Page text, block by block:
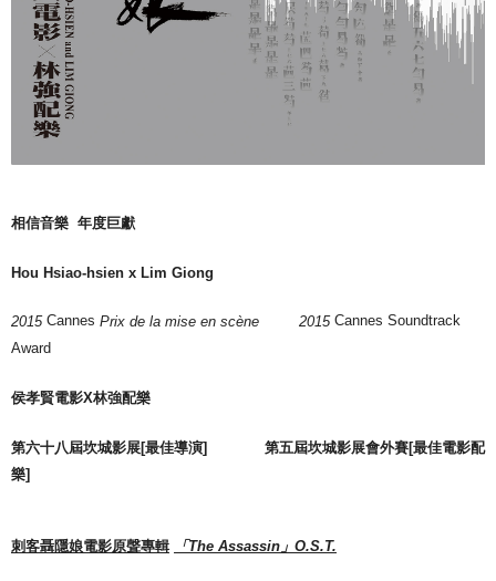
相信音樂 年度巨獻
Hou Hsiao-hsien x Lim Giong
2015 Cannes Prix de la mise en scène 2015 Cannes Soundtrack
Award
侯孝賢電影X林強配樂
第六十八屆坎城影展[最佳導演] 第五屆坎城影展會外賽[最佳電影配
樂]
刺客聶隱娘電影原聲專輯 「The Assassin 」 O.S.T.